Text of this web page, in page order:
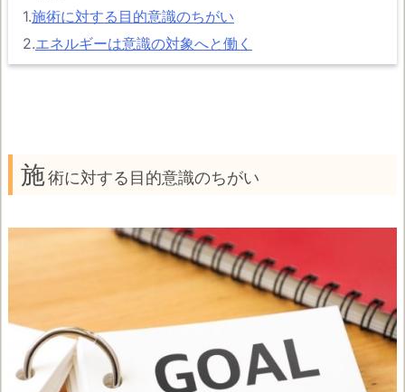
1.施術に対する目的意識のちがい
2.エネルギーは意識の対象へと働く
施術に対する目的意識のちがい